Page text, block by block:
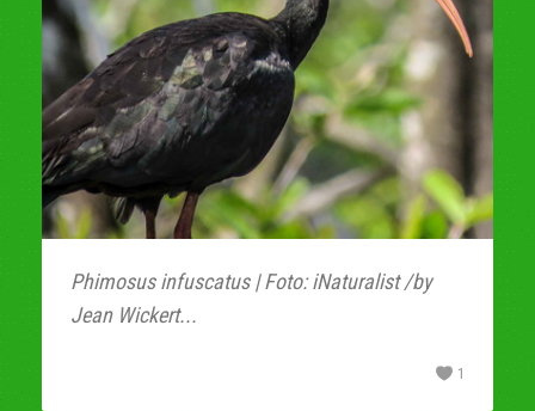
Phimosus infuscatus | Foto: iNaturalist /by
Jean Wickert...
1